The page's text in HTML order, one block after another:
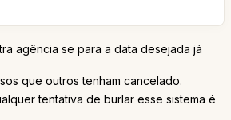
agência se para a data desejada já
que outros tenham cancelado.
tentativa de burlar esse sistema é